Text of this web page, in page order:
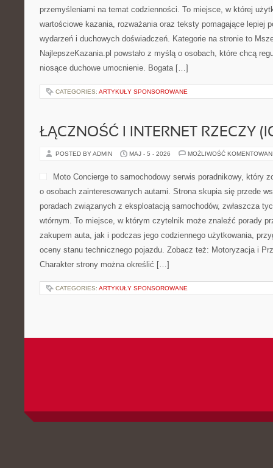
przemyśleniami na temat codzienności. To miejsce, w której
wartościowe kazania, rozważania oraz teksty pomagające lepiej
wydarzeń i duchowych doświadczeń. Kategorie na stronie to
NajlepszeKazania.pl powstało z myślą o osobach, które chcą
niosące duchowe umocnienie. Bogata […]
CATEGORIES: ARTYKUŁY SPONSOROWANE
ŁĄCZNOŚĆ I INTERNET RZECZY
POSTED BY ADMIN MAJ - 5 - 2026 MOŻLIWOŚĆ
Moto Concierge to samochodowy serwis poradnikowy, który
o osobach zainteresowanych autami. Strona skupia się przede
poradach związanych z eksploatacją samochodów, zwłaszcza
wtórnym. To miejsce, w którym czytelnik może znaleźć porady
zakupem auta, jak i podczas jego codziennego użytkowania,
oceny stanu technicznego pojazdu. Zobacz też: Motoryzacja i
Charakter strony można określić […]
CATEGORIES: ARTYKUŁY SPONSOROWANE